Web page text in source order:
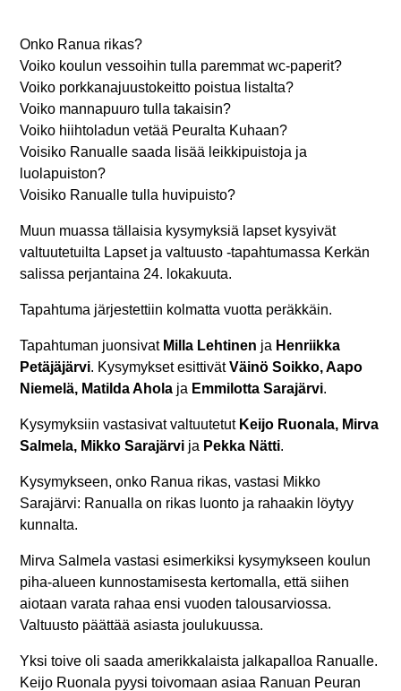
Onko Ranua rikas?
Voiko koulun vessoihin tulla paremmat wc-paperit?
Voiko porkkanajuustokeitto poistua listalta?
Voiko mannapuuro tulla takaisin?
Voiko hiihtoladun vetää Peuralta Kuhaan?
Voisiko Ranualle saada lisää leikkipuistoja ja
luolapuiston?
Voisiko Ranualle tulla huvipuisto?
Muun muassa tällaisia kysymyksiä lapset kysyivät
valtuutetuilta Lapset ja valtuusto -tapahtumassa Kerkän
salissa perjantaina 24. lokakuuta.
Tapahtuma järjestettiin kolmatta vuotta peräkkäin.
Tapahtuman juonsivat Milla Lehtinen ja Henriikka
Petäjäjärvi. Kysymykset esittivätVäinö Soikko, Aapo
Niemelä, Matilda Ahola ja Emmilotta Sarajärvi.
Kysymyksiin vastasivat valtuutetut Keijo Ruonala, Mirva
Salmela, Mikko Sarajärvi ja Pekka Nätti.
Kysymykseen, onko Ranua rikas, vastasi Mikko
Sarajärvi: Ranualla on rikas luonto ja rahaakin löytyy
kunnalta.
Mirva Salmela vastasi esimerkiksi kysymykseen koulun
piha-alueen kunnostamisesta kertomalla, että siihen
aiotaan varata rahaa ensi vuoden talousarviossa.
Valtuusto päättää asiasta joulukuussa.
Yksi toive oli saada amerikkalaista jalkapalloa Ranualle.
Keijo Ruonala pyysi toivomaan asiaa Ranuan Peuran